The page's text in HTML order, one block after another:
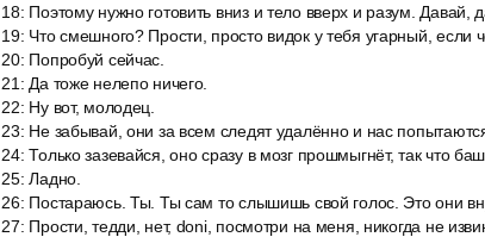
18: Поэтому нужно готовить вниз и тело вверх и разум. Давай,
19: Что смешного? Прости, просто видок у тебя угарный, если
20: Попробуй сейчас.
21 : Да тоже нелепо ничего.
22: Ну вот, молодец.
23: Не забывай, они за всем следят удалённо и нас
24:Только зазевайся, оно сразу в мозг прошмыгнёт, так что
25:Ладно.
26: Постараюсь. Ты. Ты сам то слышишь свой голос. Это они
27: Прости, тедди, нет, doni, посмотри на меня, никогда не